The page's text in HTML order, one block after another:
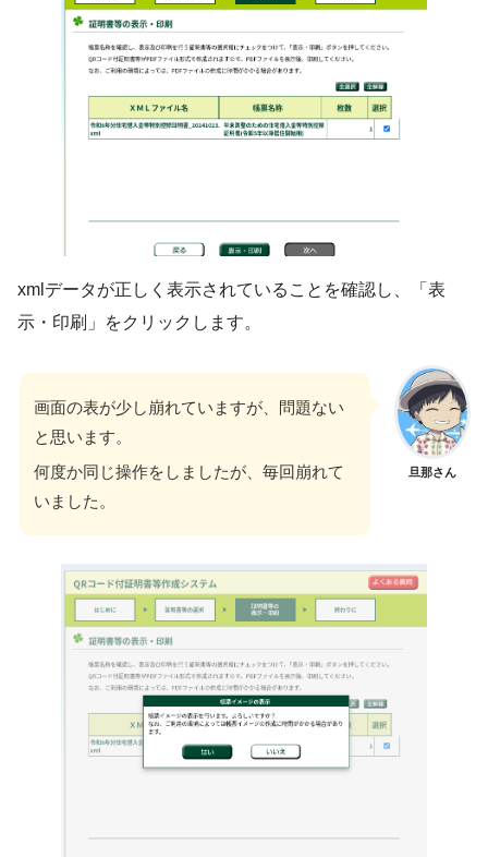
xmlデータが正しく表示されていることを確認し、「表
示・印刷」をクリックします。
旦那さん
画面の表が少し崩れていますが、問題ない
と思います。
何度か同じ操作をしましたが、毎回崩れて
いました。